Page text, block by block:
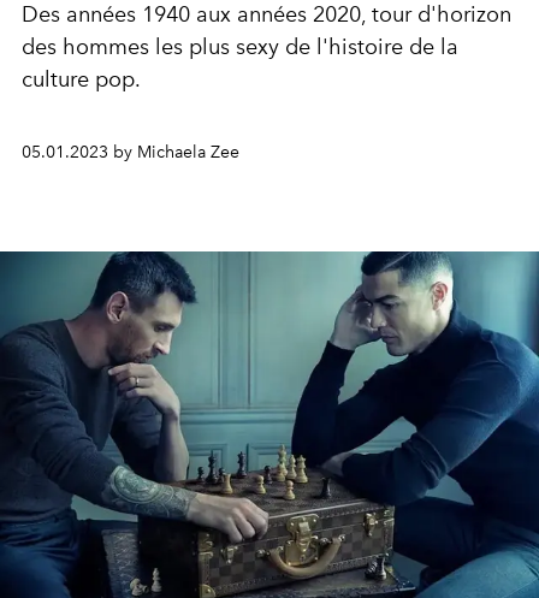
Des années 1940 aux années 2020, tour d'horizon
des hommes les plus sexy de l'histoire de la
culture pop.
05.01.2023 by Michaela Zee